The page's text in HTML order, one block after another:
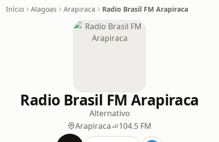
Início Alagoas Arapiraca Radio Brasil FM Arapiraca
Radio Brasil FM Arapiraca
Alternativo
Arapiraca
104.5 FM